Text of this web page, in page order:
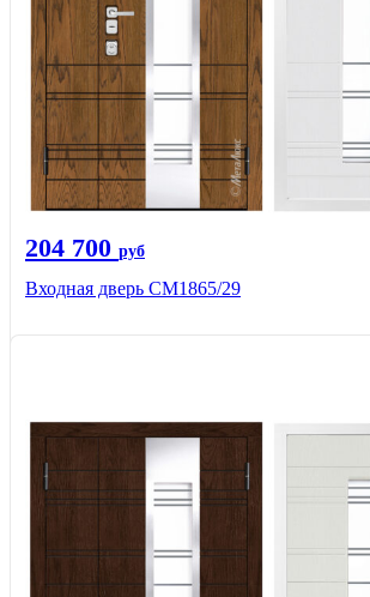
204 700 руб
Входная дверь СМ1865/29